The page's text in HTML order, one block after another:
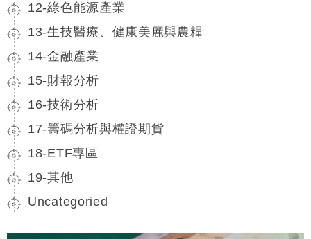
12-綠色能源產業
13-生技醫療、健康美麗與農糧
14-金融產業
15-財報分析
16-技術分析
17-籌碼分析與權證期貨
18-ETF專區
19-其他
Uncategoried